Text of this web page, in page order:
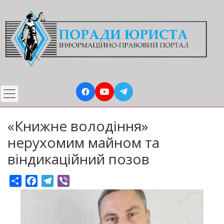
до
основного
вмісту
«Книжне володіння»
нерухомим майном та
віндикаційний позов
ShareFacebookTelegram